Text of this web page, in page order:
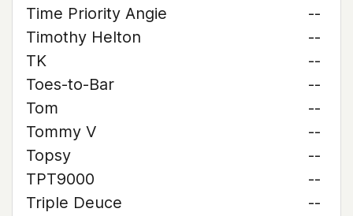
Time Priority Angie
--
Timothy Helton
--
TK
--
Toes-to-Bar
--
Tom
--
Tommy V
--
Topsy
--
TPT9000
--
Triple Deuce
--